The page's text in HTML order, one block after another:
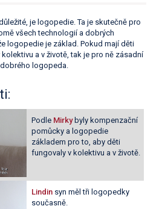
je logopedie. Ta je skutečně pro
všech technologií a dobrých
logopedie je základ. Pokud mají děti
a v životě, tak je pro ně zásadní
logopeda.
PodleMirky byly kompenzační
pomůcky a logopedie
základem pro to, aby děti
fungovaly v kolektivu a v životě.
Lindinsyn měl tři logopedky
současně.